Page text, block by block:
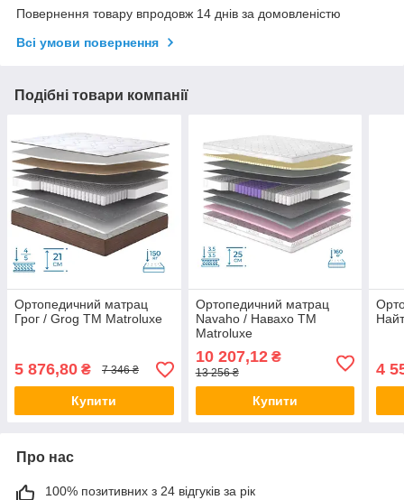
Повернення товару впродовж 14 днів за домовленістю
Всі умови повернення
Подібні товари компанії
Ортопедичний матрац
Грог / Grog TM Matroluxe
5 876,80 ₴ 7 346 ₴
Купити
Ортопедичний матрац
Navaho / Навахо TM
Matroluxe
10 207,12₴
13 256 ₴
Купити
4
Про нас
100% позитивних з 24 відгуків за рік